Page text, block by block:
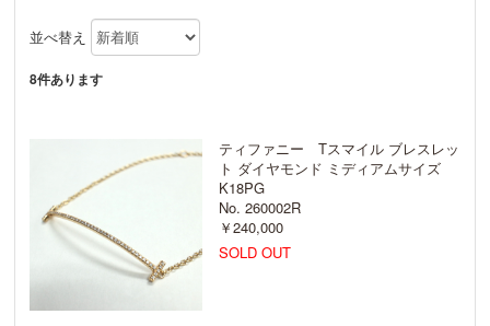
並べ替え
8件あります
ティファニー Tスマイル ブレスレッ
ト ダイヤモンド ミディアムサイズ
K18PG
No. 260002R
￥240,000
SOLD OUT